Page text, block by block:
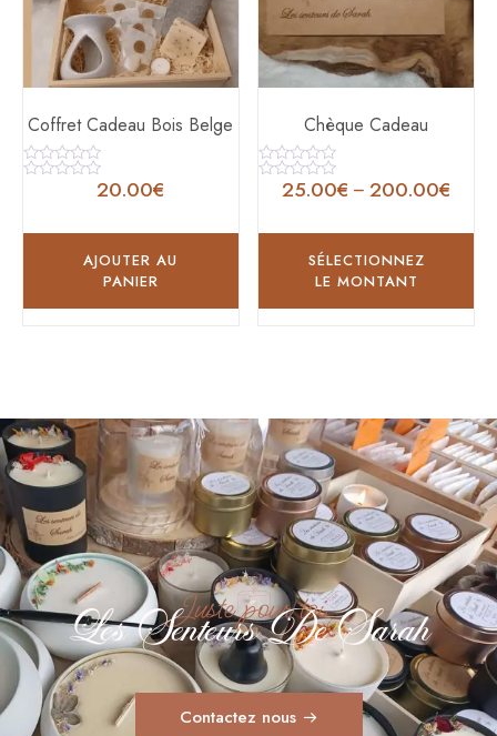
Coffret Cadeau Bois Belge
Note
5
20.00€
AJOUTER AU
PANIER
Chèque Cadeau
Note
Note
5
25.00€ – 200.00€
SÉLECTIONNEZ
LE MONTANT
Juste pour toi
Les Senteurs De Sarah
Contactez nous